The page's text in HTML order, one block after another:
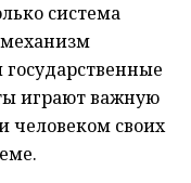
система
играют важную
человеком своих